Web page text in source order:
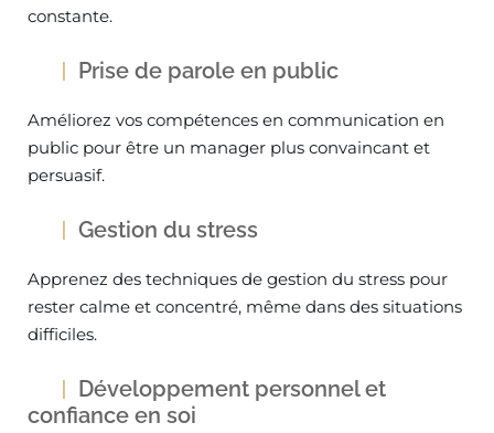
constante.
Prise de parole en public
Améliorez vos compétences en communication en
public pour être un manager plus convaincant et
persuasif.
Gestion du stress
Apprenez des techniques de gestion du stress pour
rester calme et concentré, même dans des situations
difficiles.
Développement personnel et
confiance en soi